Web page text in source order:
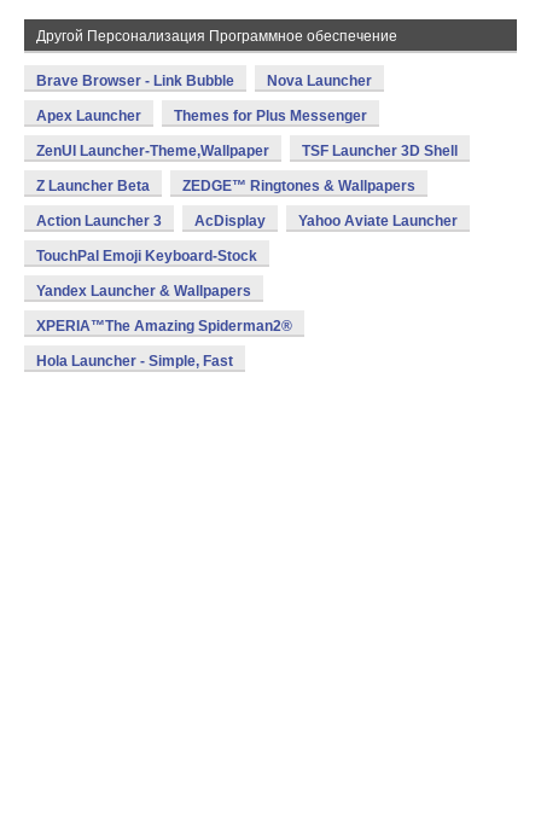
Другой Персонализация Программное обеспечение
Brave Browser - Link Bubble Nova Launcher
Apex Launcher Themes for Plus Messenger
ZenUI Launcher-Theme,Wallpaper TSF Launcher 3D Shell
Z Launcher Beta ZEDGE™ Ringtones & Wallpapers
Action Launcher 3 AcDisplay Yahoo Aviate Launcher
TouchPal Emoji Keyboard-Stock
Yandex Launcher & Wallpapers
XPERIA™The Amazing Spiderman2®
Hola Launcher - Simple, Fast